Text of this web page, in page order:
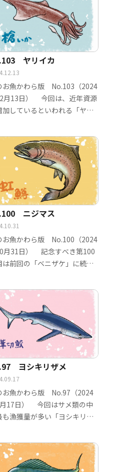
ヤリイカ
お魚かわら版 No.103（2024
月13日） 今回は、近年資源
加しているといわれる「ヤリ
ニジマス
お魚かわら版 No.100（2024
月31日） 記念すべき第100
は前回の「ベニザケ」に続
ヨシキリザメ
お魚かわら版 No.97（2024
17日） 今回はサメ類の中
も漁獲量が多い「ヨシキリザ